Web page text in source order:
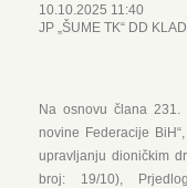
10.10.2025 11:40
JP „ŠUME TK“ DD
Na osnovu člana 231.
novine Federacije
upravljanju dioničkim
broj: 19/10),